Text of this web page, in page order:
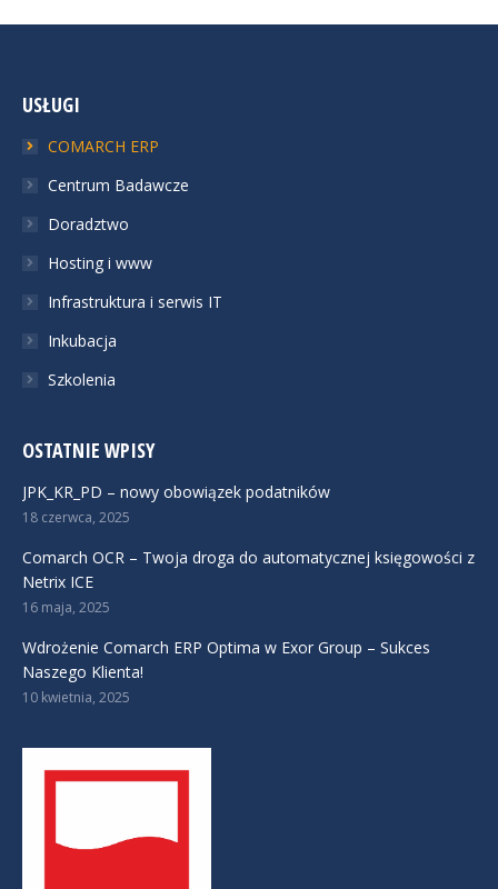
USŁUGI
COMARCH ERP
Centrum Badawcze
Doradztwo
Hosting i www
Infrastruktura i serwis IT
Inkubacja
Szkolenia
OSTATNIE WPISY
JPK_KR_PD – nowy obowiązek podatników
18 czerwca, 2025
Comarch OCR – Twoja droga do automatycznej księgowości z
Netrix ICE
16 maja, 2025
Wdrożenie Comarch ERP Optima w Exor Group – Sukces
Naszego Klienta!
10 kwietnia, 2025